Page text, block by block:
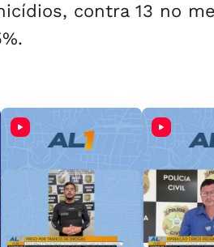
contra 13 no